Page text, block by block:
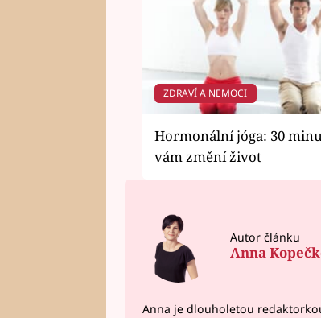
ZDRAVÍ A NEMOCI
Hormonální jóga: 30
vám změní život
Autor článku
Anna
Anna je dlouholetou